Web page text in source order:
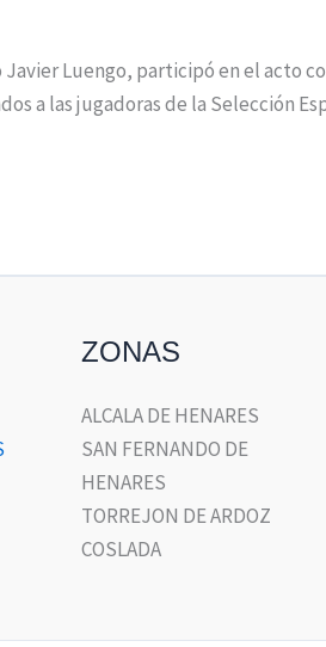
Luengo, participó en el acto
a las jugadoras de la Selección
ZONAS
ALCALA DE HENARES
SAN FERNANDO DE
HENARES
TORREJON DE ARDOZ
COSLADA